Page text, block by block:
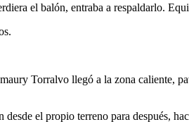
el balón, entraba a respaldarlo.
Torralvo llegó a la zona caliente,
el propio terreno para después,